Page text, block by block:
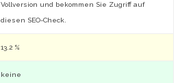
Vollversion und bekommen Sie Zugriff auf
diesen SEO-Check.
13.2 %
keine